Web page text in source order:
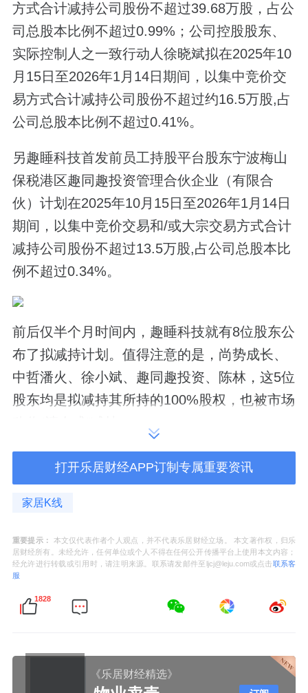
方式合计减持公司股份不超过39.68万股，占公
司总股本比例不超过0.99%；公司控股股东、
实际控制人之一致行动人徐晓斌拟在2025年10
月15日至2026年1月14日期间，以集中竞价交
易方式合计减持公司股份不超过约16.5万股,占
公司总股本比例不超过0.41%。
另趣睡科技首发前员工持股平台股东宁波梅山
保税港区趣同趣投资管理合伙企业（有限合
伙）计划在2025年10月15日至2026年1月14日
期间，以集中竞价交易和/或大宗交易方式合计
减持公司股份不超过13.5万股,占公司总股本比
例不超过0.34%。
前后仅半个月时间内，趣睡科技就有8位股东公
布了拟减持计划。值得注意的是，尚势成长、
中哲潘火、徐小斌、趣同趣投资、陈林，这5位
股东均是拟减持其所持的100%股权，也被市场
趣睡科技成立于2014年，于2022年8月在深交
所上市，主营业务涉及高品质易安装家具、家
纺等家居产品的研发、设计、生产与销售。
2024年，趣睡科技实现营收3.47亿元，同比增
长13.93%，归母净利润2896.66万元，同比增
续增长，实现营收1.46亿元，同比增长
19.43%。
业绩增长的另一方面，是趣睡科技的经营性现
打开乐居财经APP订制专属重要资讯
家居K线
重要提示：
本文仅代表作者个人观点，并不代表乐居财经立场。 本文著作权，归乐
居财经所有。未经允许，任何单位或个人不得在任何公开传播平台上使用本文内容；
经允许进行转载或引用时，请注明来源。联系请发邮件至ljcj@leju.com或点击联系客
服
1828
《乐居财经精选》